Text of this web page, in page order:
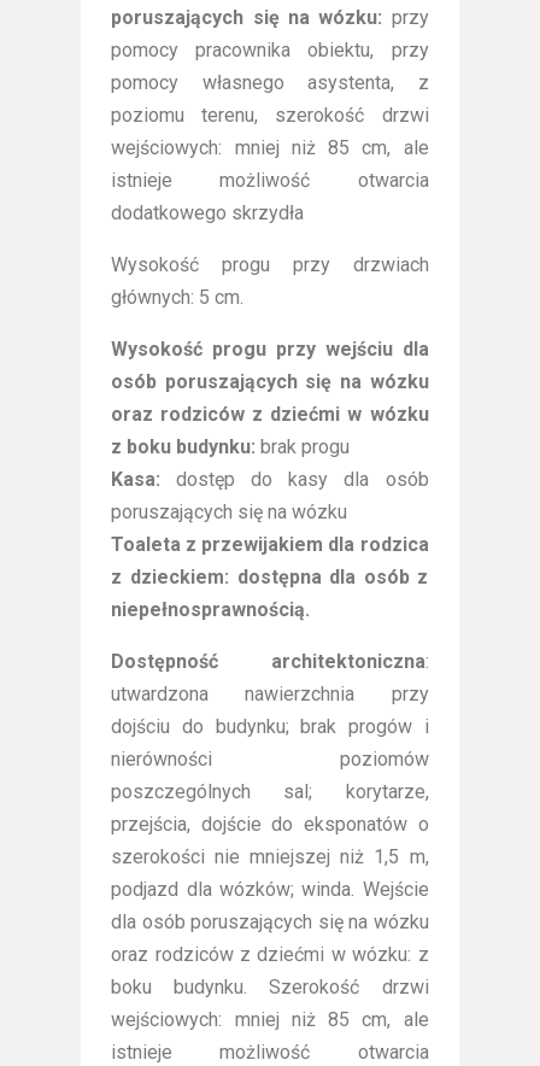
poruszających się na wózku: przy
pomocy pracownika obiektu, przy
pomocy własnego asystenta, z
poziomu terenu, szerokość drzwi
wejściowych: mniej niż 85 cm, ale
istnieje możliwość otwarcia
dodatkowego skrzydła
Wysokość progu przy drzwiach
głównych: 5 cm.
Wysokość progu przy wejściu dla
osób poruszających się na wózku
oraz rodziców z dziećmi w wózku
z boku budynku: brak progu
Kasa: dostęp do kasy dla osób
poruszających się na wózku
Toaleta z przewijakiem dla rodzica
z dzieckiem: dostępna dla osób z
niepełnosprawnością.
Dostępność architektoniczna:
utwardzona nawierzchnia przy
dojściu do budynku; brak progów i
nierówności poziomów
poszczególnych sal; korytarze,
przejścia, dojście do eksponatów o
szerokości nie mniejszej niż 1,5 m,
podjazd dla wózków; winda. Wejście
dla osób poruszających się na wózku
oraz rodziców z dziećmi w wózku: z
boku budynku. Szerokość drzwi
wejściowych: mniej niż 85 cm, ale
istnieje możliwość otwarcia